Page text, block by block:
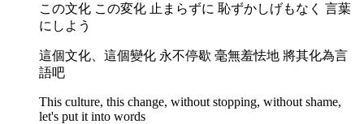
この文化 この変化 止まらずに 恥ずかしげもなく 言葉
にしよう
這個文化、這個變化 永不停歇 毫無羞怯地 將其化為言
語吧
This culture, this change, without stopping, without shame,
let's put it into words